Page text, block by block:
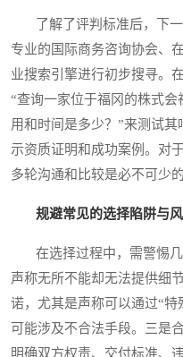
了解了评判标准后，下一
专业的国际商务咨询协会、
业搜索引擎进行初步搜寻。
“查询一家位于福冈的株式
用和时间是多少？”来测试
示资质证明和成功案例。对
多轮沟通和比较是必不可少的
规避常见的选择陷阱与
在选择过程中，需警惕几
声称无所不能却无法提供细
诺，尤其是声称可以通过“
可能涉及不合法手段。三是
明确双方权责、交付标准、